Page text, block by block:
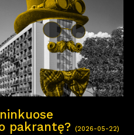
pakrantę? (2026-05-22)